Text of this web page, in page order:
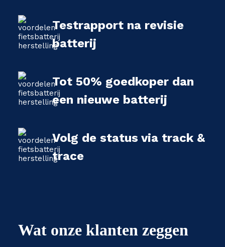
Testrapport na revisie
batterij
Tot 50% goedkoper dan
een nieuwe batterij
Volg de status via track &
trace
Wat onze klanten zeggen